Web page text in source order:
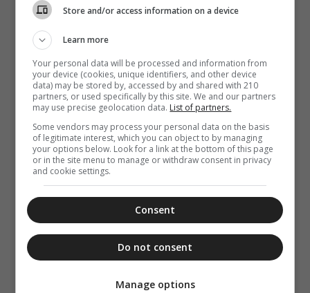
Store and/or access information on a device
Learn more
Your personal data will be processed and information from
your device (cookies, unique identifiers, and other device
data) may be stored by, accessed by and shared with 210
partners, or used specifically by this site. We and our partners
may use precise geolocation data. List of partners.
Some vendors may process your personal data on the basis
of legitimate interest, which you can object to by managing
your options below. Look for a link at the bottom of this page
or in the site menu to manage or withdraw consent in privacy
and cookie settings.
Consent
Do not consent
Manage options